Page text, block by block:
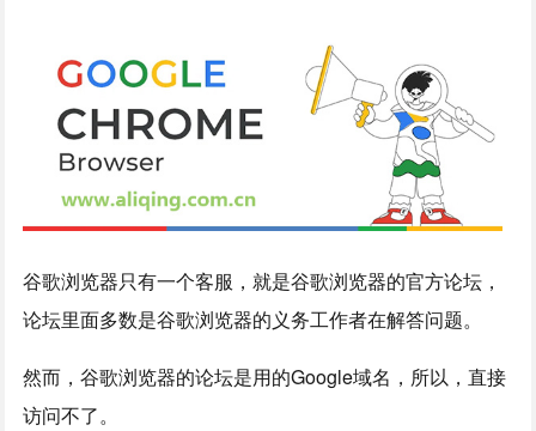
谷歌浏览器只有一个客服，就是谷歌浏览器的官方论坛，
论坛里面多数是谷歌浏览器的义务工作者在解答问题。
然而，谷歌浏览器的论坛是用的Google域名，所以，直接
访问不了。